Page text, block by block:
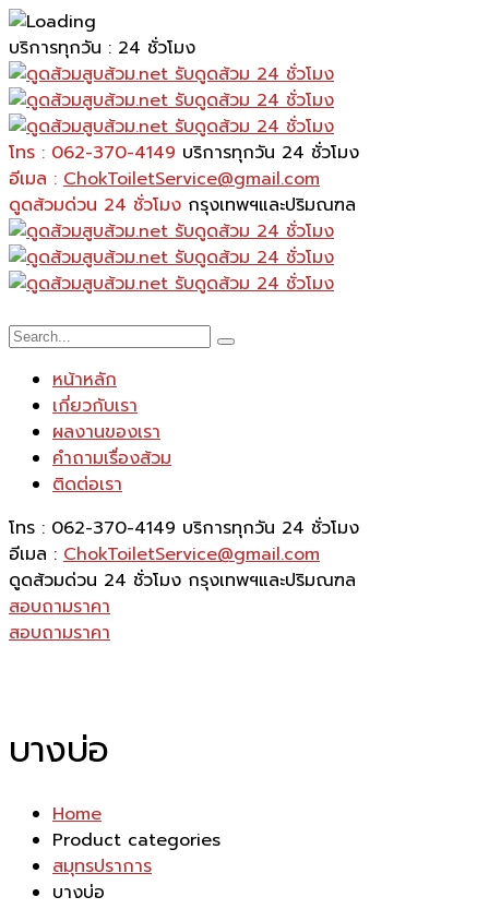
บริการทุกวัน : 24 ชั่วโมง
โทร : 062-370-4149 บริการทุกวัน 24 ชั่วโมง
อีเมล : ChokToiletService@gmail.com
ดูดส้วมด่วน 24 ชั่วโมง กรุงเทพฯและปริมณฑล
หน้าหลัก
เกี่ยวกับเรา
ผลงานของเรา
คำถามเรื่องส้วม
ติดต่อเรา
โทร : 062-370-4149 บริการทุกวัน 24 ชั่วโมง
อีเมล : ChokToiletService@gmail.com
ดูดส้วมด่วน 24 ชั่วโมง กรุงเทพฯและปริมณฑล
สอบถามราคา
สอบถามราคา
บางบ่อ
Home
Product categories
สมุทรปราการ
บางบ่อ